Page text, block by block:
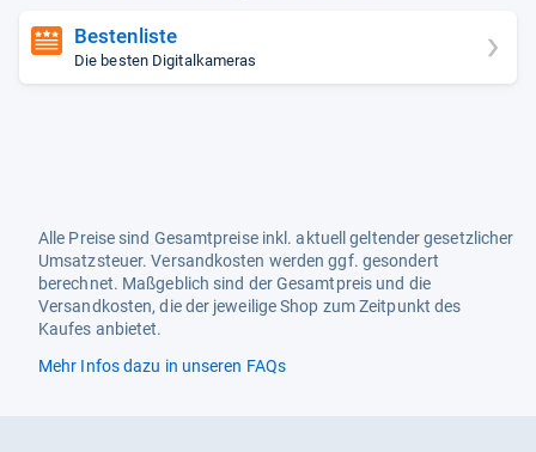
Bestenliste
Die besten Digitalkameras
Alle Preise sind Gesamtpreise inkl. aktuell geltender gesetzlicher
Umsatzsteuer. Versandkosten werden ggf. gesondert
berechnet. Maßgeblich sind der Gesamtpreis und die
Versandkosten, die der jeweilige Shop zum Zeitpunkt des
Kaufes anbietet.
Mehr Infos dazu in unseren FAQs